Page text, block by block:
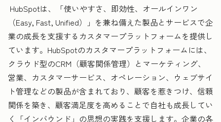
HubSpotは、「使いやすさ、即効性、オールインワン
（Easy, Fast, Unified）」を兼ね備えた製品とサービスで企
業の成長を支援するカスタマープラットフォームを提供し
ています。HubSpotのカスタマープラットフォームには、
クラウド型のCRM（顧客関係管理）とマーケティング、
営業、カスタマーサービス、オペレーション、ウェブサイ
ト管理などの製品が含まれており、顧客を惹きつけ、信頼
関係を築き、顧客満足度を高めることで自社も成長してい
く「インバウンド」の思想の実践を支援します。企業の各